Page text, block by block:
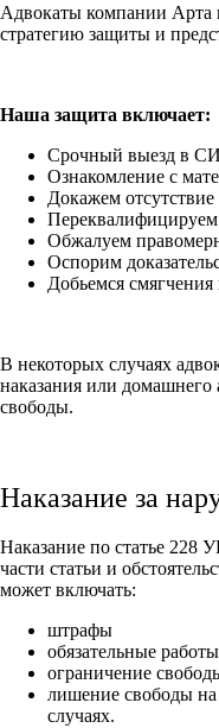
Адвокаты компании Арта
стратегию защиты и
Наша защита включает:
Срочный выезд в
Ознакомление с
Докажем
Обжалуем
Оспорим
Добьемся смягчения
В некоторых случаях
наказания или домашнего
свободы.
Наказание за
Наказание по статье 228
части статьи и
может включать:
штрафы
обязательные работы
ограничение
лишение свободы
случаях.